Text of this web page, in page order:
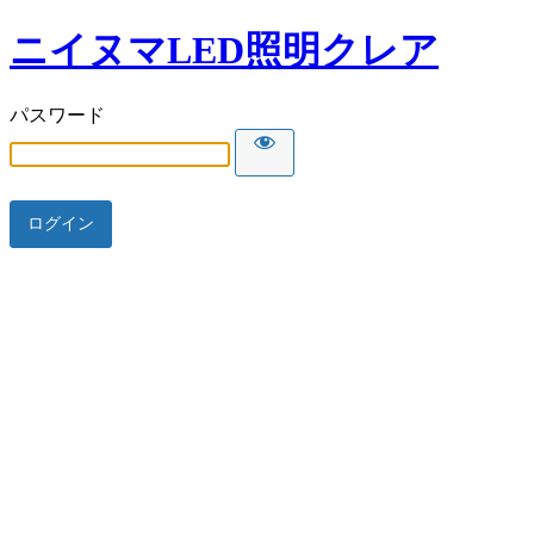
ニイヌマLED照明クレア
パスワード